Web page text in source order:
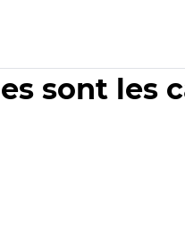
sont les